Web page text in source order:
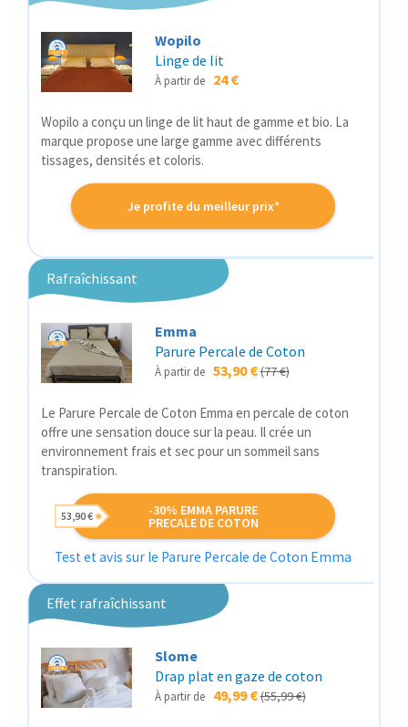
Wopilo
Linge de lit
À partir de 24 €
Wopilo a conçu un linge de lit haut de gamme et bio. La
marque propose une large gamme avec différents
tissages, densités et coloris.
Je profite du meilleur prix*
Rafraîchissant
Emma
Parure Percale de Coton
À partir de 53,90 €(77 €)
Le Parure Percale de Coton Emma en percale de coton
offre une sensation douce sur la peau. Il crée un
environnement frais et sec pour un sommeil sans
transpiration.
-30% EMMA PARURE
PRECALE DE COTON
53,90 €
Test et avis sur le Parure Percale de Coton Emma
Effet rafraîchissant
Slome
Drap plat en gaze de coton
À partir de 49,99 €(55,99 €)